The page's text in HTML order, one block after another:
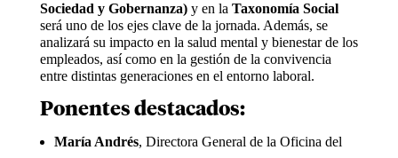
Sociedad y Gobernanza)y en la Taxonomía Social
será uno de los ejes clave de la jornada. Además, se
analizará su impacto en la salud mental y bienestar de los
empleados, así como en la gestión de la convivencia
entre distintas generaciones en el entorno laboral.
Ponentes destacados:
María Andrés, Directora General de la Oficina del